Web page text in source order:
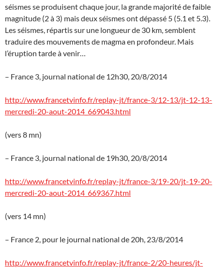
séismes se produisent chaque jour, la grande majorité de faible
magnitude (2 à 3) mais deux séismes ont dépassé 5 (5.1 et 5.3).
Les séismes, répartis sur une longueur de 30 km, semblent
traduire des mouvements de magma en profondeur. Mais
l’éruption tarde à venir…
– France 3, journal national de 12h30, 20/8/2014
http://www.francetvinfo.fr/replay-jt/france-3/12-13/jt-12-13-
mercredi-20-aout-2014_669043.html
(vers 8 mn)
– France 3, journal national de 19h30, 20/8/2014
http://www.francetvinfo.fr/replay-jt/france-3/19-20/jt-19-20-
mercredi-20-aout-2014_669367.html
(vers 14 mn)
– France 2, pour le journal national de 20h, 23/8/2014
http://www.francetvinfo.fr/replay-jt/france-2/20-heures/jt-